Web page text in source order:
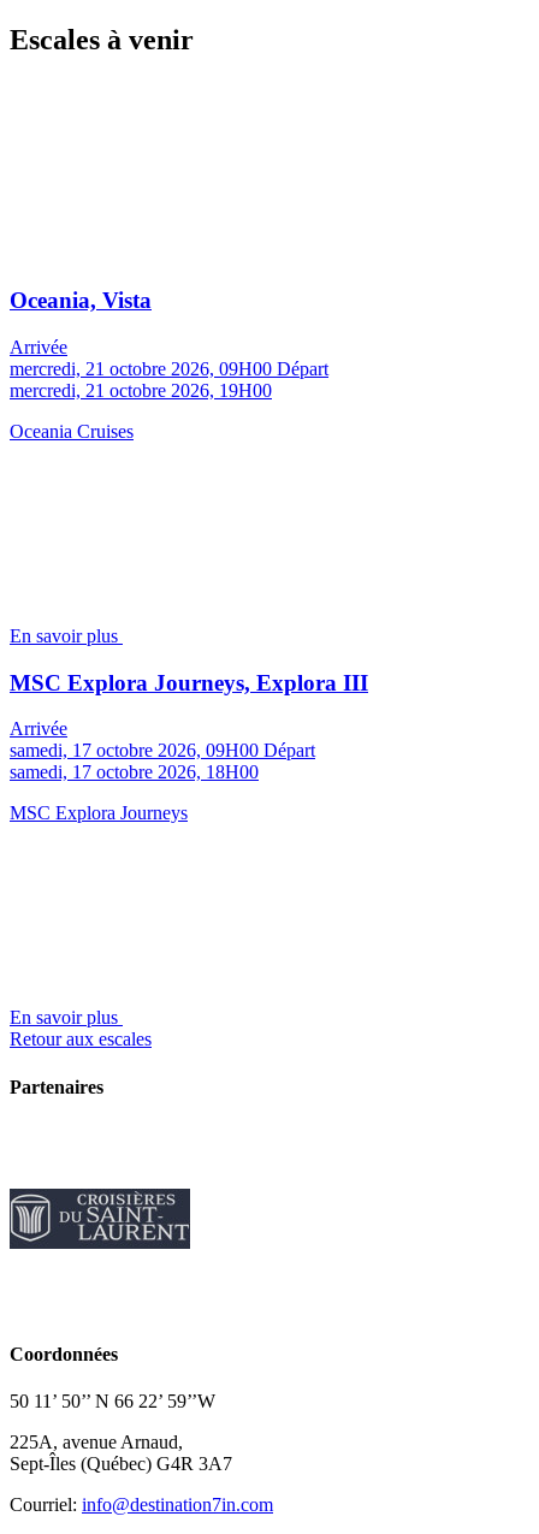
Escales à venir
Oceania, Vista
Arrivée
mercredi, 21 octobre 2026, 09H00 Départ
mercredi, 21 octobre 2026, 19H00
Oceania Cruises
En savoir plus
MSC Explora Journeys, Explora III
Arrivée
samedi, 17 octobre 2026, 09H00 Départ
samedi, 17 octobre 2026, 18H00
MSC Explora Journeys
En savoir plus
Retour aux escales
Partenaires
Coordonnées
50 11’ 50’’ N 66 22’ 59’’W
225A, avenue Arnaud,
Sept-Îles (Québec) G4R 3A7
Courriel: info@destination7in.com